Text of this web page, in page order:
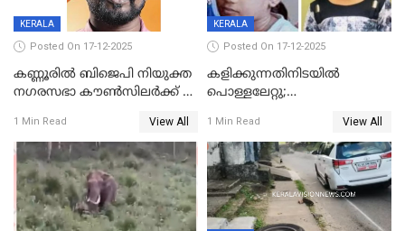
KERALA
Posted On 17-12-2025
കണ്ണൂരിൽ ബിജെപി നിയുക്ത
നഗരസഭാ കൗൺസിലർക്ക് 36
1 Min Read View All
KERALA
Posted On 17-12-2025
കളിക്കുന്നതിനിടയിൽ
പൊള്ളലേറ്റു;
ക്ലാസ് വിദ്യാർത്ഥിനി മരിച്ചു
1 Min Read View All